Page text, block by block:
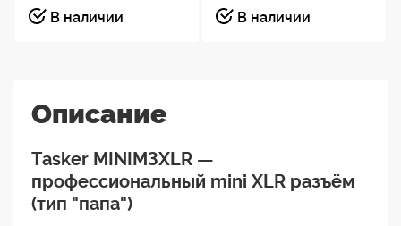
В наличии В наличии
Описание
Tasker MINIM3XLR —
профессиональный mini XLR разъём
(тип "папа")